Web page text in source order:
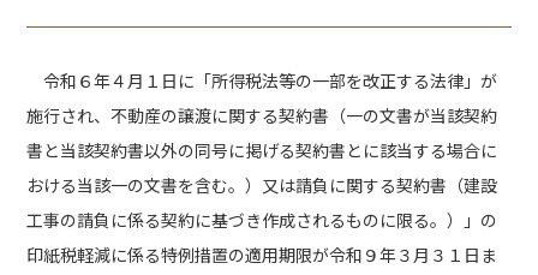
令和６年４月１日に「所得税法等の一部を改正する法律」が
施行され、不動産の譲渡に関する契約書（一の文書が当該契約
書と当該契約書以外の同号に掲げる契約書とに該当する場合に
おける当該一の文書を含む。）又は請負に関する契約書（建設
工事の請負に係る契約に基づき作成されるものに限る。）」の
印紙税軽減に係る特例措置の適用期限が令和９年３月３１日ま